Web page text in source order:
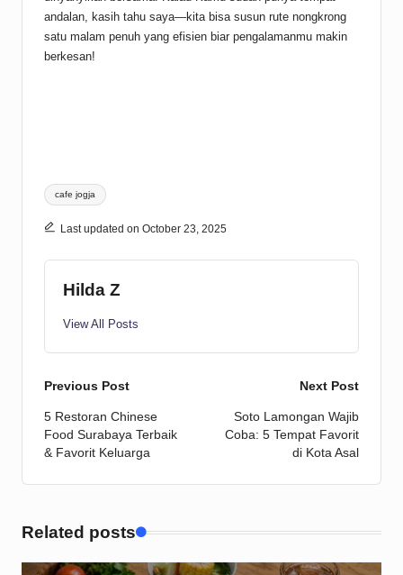
andalan, kasih tahu saya—kita bisa susun rute nongkrong
satu malam penuh yang efisien biar pengalamanmu makin
berkesan!
Tags:
cafe jogja
Last updated on October 23, 2025
Hilda Z
View All Posts
Post
navigation
Previous Post
5 Restoran Chinese
Food Surabaya Terbaik
& Favorit Keluarga
Next Post
Soto Lamongan Wajib
Coba: 5 Tempat Favorit
di Kota Asal
Related posts